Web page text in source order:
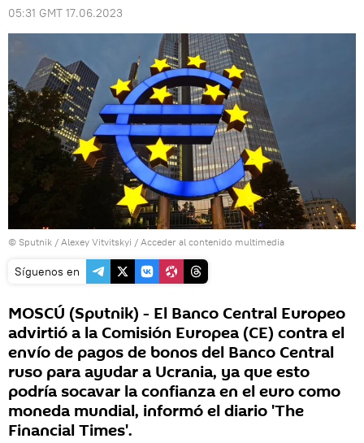
05:31 GMT 17.06.2023
© Sputnik / Alexey Vitvitskyi / Acceder al contenido multimedia
Síguenos en
MOSCÚ (Sputnik) - El Banco Central Europeo
advirtió a la Comisión Europea (CE) contra el
envío de pagos de bonos del Banco Central
ruso para ayudar a Ucrania, ya que esto
podría socavar la confianza en el euro como
moneda mundial, informó el diario 'The
Financial Times'.